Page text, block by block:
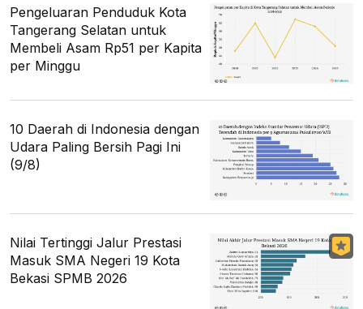
Pengeluaran Penduduk Kota
Tangerang Selatan untuk
Membeli Asam Rp51 per Kapita
per Minggu
10 Daerah di Indonesia dengan
Udara Paling Bersih Pagi Ini
(9/8)
Nilai Tertinggi Jalur Prestasi
Masuk SMA Negeri 19 Kota
Bekasi SPMB 2026